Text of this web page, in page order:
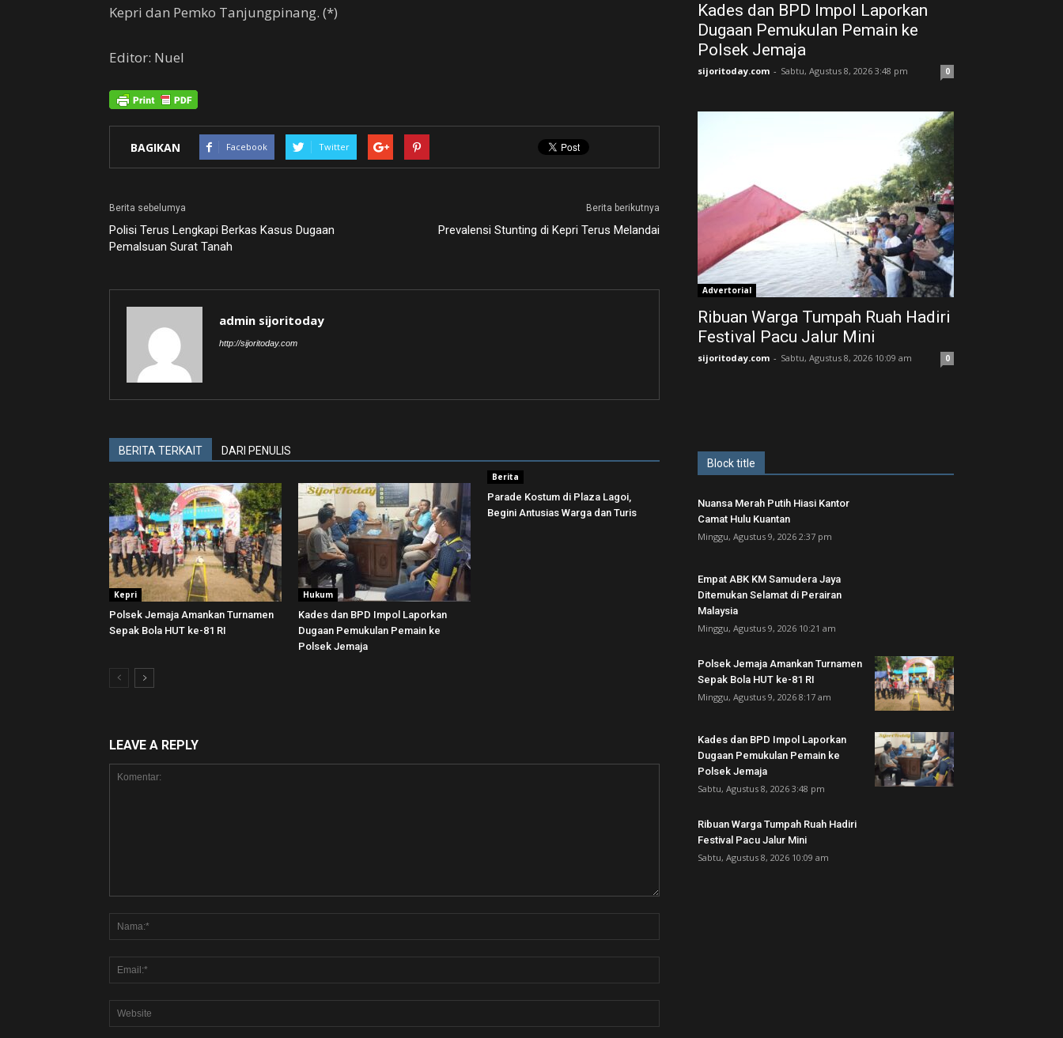
Kepri dan Pemko Tanjungpinang. (*)
Editor: Nuel
BAGIKAN Facebook Twitter
Berita sebelumya
Polisi Terus Lengkapi Berkas Kasus Dugaan
Pemalsuan Surat Tanah
Berita berikutnya
Prevalensi Stunting di Kepri Terus Melandai
admin sijoritoday
http://sijoritoday.com
BERITA TERKAIT DARI PENULIS
Kepri
Polsek Jemaja Amankan Turnamen
Sepak Bola HUT ke-81 RI ‎
Hukum
Kades dan BPD Impol Laporkan
Dugaan Pemukulan Pemain ke
Polsek Jemaja
Berita
Parade Kostum di Plaza Lagoi,
Begini Antusias Warga dan Turis
LEAVE A REPLY
Kades dan BPD Impol Laporkan
Dugaan Pemukulan Pemain ke
Polsek Jemaja
sijoritoday.com - Sabtu, Agustus 8, 2026 3:48 pm 0
Advertorial
Ribuan Warga Tumpah Ruah Hadiri
Festival Pacu Jalur Mini
sijoritoday.com - Sabtu, Agustus 8, 2026 10:09 am 0
Block title
Nuansa Merah Putih Hiasi Kantor
Camat Hulu Kuantan
Minggu, Agustus 9, 2026 2:37 pm
Empat ABK KM Samudera Jaya
Ditemukan Selamat di Perairan
Malaysia
Minggu, Agustus 9, 2026 10:21 am
Polsek Jemaja Amankan Turnamen
Sepak Bola HUT ke-81 RI ‎
Minggu, Agustus 9, 2026 8:17 am
Kades dan BPD Impol Laporkan
Dugaan Pemukulan Pemain ke
Polsek Jemaja
Sabtu, Agustus 8, 2026 3:48 pm
Ribuan Warga Tumpah Ruah Hadiri
Festival Pacu Jalur Mini
Sabtu, Agustus 8, 2026 10:09 am